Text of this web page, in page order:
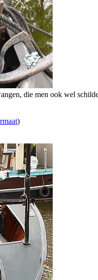
die men ook wel
)